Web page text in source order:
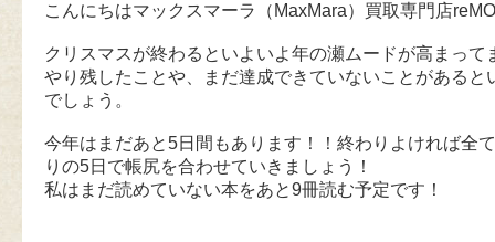
こんにちはマックスマーラ（MaxMara）買取専門店
クリスマスが終わるといよいよ年の瀬ムードが高まって
やり残したことや、まだ達成できていないことがあると
でしょう。
今年はまだあと5日間もあります！！終わりよければ全
りの5日で帳尻を合わせていきましょう！
私はまだ読めていない本をあと9冊読む予定です！